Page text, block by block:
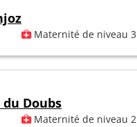
Maternité de niveau 3
Doubs
Maternité de niveau 2